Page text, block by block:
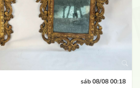
sáb 08/08 00:18